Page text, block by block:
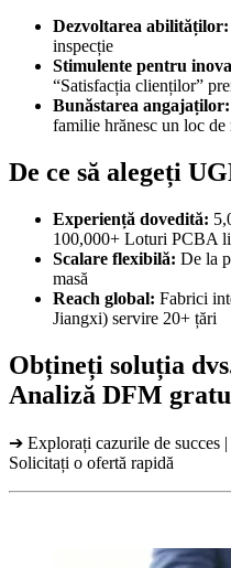
Dezvoltarea abilităților:
inspecție
Stimulente pentru
“Satisfacția clienților”
Bunăstarea angajaților:
familie hrănesc un loc
De ce să alegeți
Experiență dovedită:
100,000+ Loturi PCBA
Scalare flexibilă: De la
masă
Reach global: Fabrici
Jiangxi) servire 20+ țări
Obțineți soluția
Analiză DFM
➔ Explorați cazurile de succes
Solicitați o ofertă rapidă